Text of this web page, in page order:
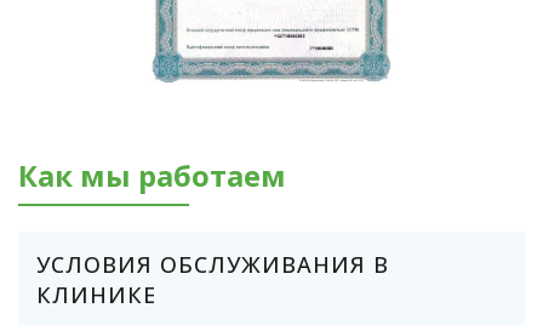
Как мы работаем
УСЛОВИЯ ОБСЛУЖИВАНИЯ В
КЛИНИКЕ